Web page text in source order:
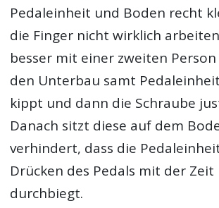
Pedaleinheit und Boden recht
die Finger nicht wirklich
besser mit einer zweiten
den Unterbau samt
kippt und dann die Schraube
Danach sitzt diese auf dem
verhindert, dass die
Drücken des Pedals mit der
durchbiegt.